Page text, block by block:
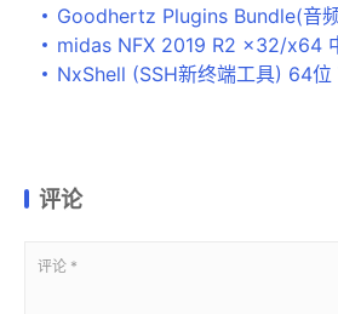
Goodhertz Plugins Bundle(音频编辑插
midas NFX 2019 R2 x32/x64 中/英文特别
NxShell (SSH新终端工具) 64位
评论